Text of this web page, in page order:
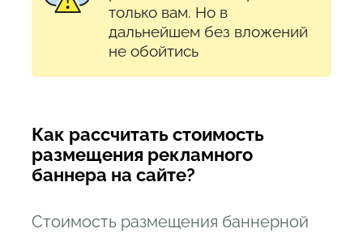
только вам. Но в
дальнейшем без вложений
не обойтись
Как рассчитать стоимость
размещения рекламного
баннера на сайте?
Стоимость размещения баннерной